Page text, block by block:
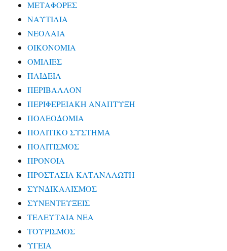
ΜΕΤΑΦΟΡΕΣ
ΝΑΥΤΙΛΙΑ
ΝΕΟΛΑΙΑ
ΟΙΚΟΝΟΜΙΑ
ΟΜΙΛΙΕΣ
ΠΑΙΔΕΙΑ
ΠΕΡΙΒΑΛΛΟΝ
ΠΕΡΙΦΕΡΕΙΑΚΗ ΑΝΑΠΤΥΞΗ
ΠΟΛΕΟΔΟΜΙΑ
ΠΟΛΙΤΙΚΟ ΣΥΣΤΗΜΑ
ΠΟΛΙΤΙΣΜΟΣ
ΠΡΟΝΟΙΑ
ΠΡΟΣΤΑΣΙΑ ΚΑΤΑΝΑΛΩΤΗ
ΣΥΝΔΙΚΑΛΙΣΜΟΣ
ΣΥΝΕΝΤΕΥΞΕΙΣ
ΤΕΛΕΥΤΑΙΑ ΝΕΑ
ΤΟΥΡΙΣΜΟΣ
ΥΓΕΙΑ